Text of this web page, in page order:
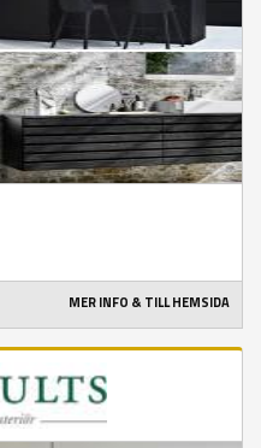
MER INFO & TILL HEMSIDA